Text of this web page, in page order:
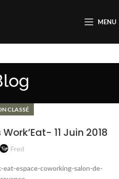
MENU
CLASSÉ
11 Juin 2018
Fred